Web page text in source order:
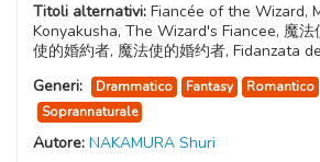
Titoli alternativi: Fiancée of the Wizard,
Konyakusha, The Wizard's Fiancee, 魔
使的婚約者, 魔法使的婚约者, Fidanzata
Generi:
Drammatico Fantasy Romantico
Soprannaturale
Autore: NAKAMURA Shuri